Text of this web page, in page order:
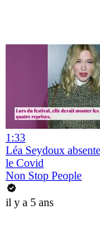
1:33
Léa Seydoux
le Covid
Non Stop People
il y a 5 ans